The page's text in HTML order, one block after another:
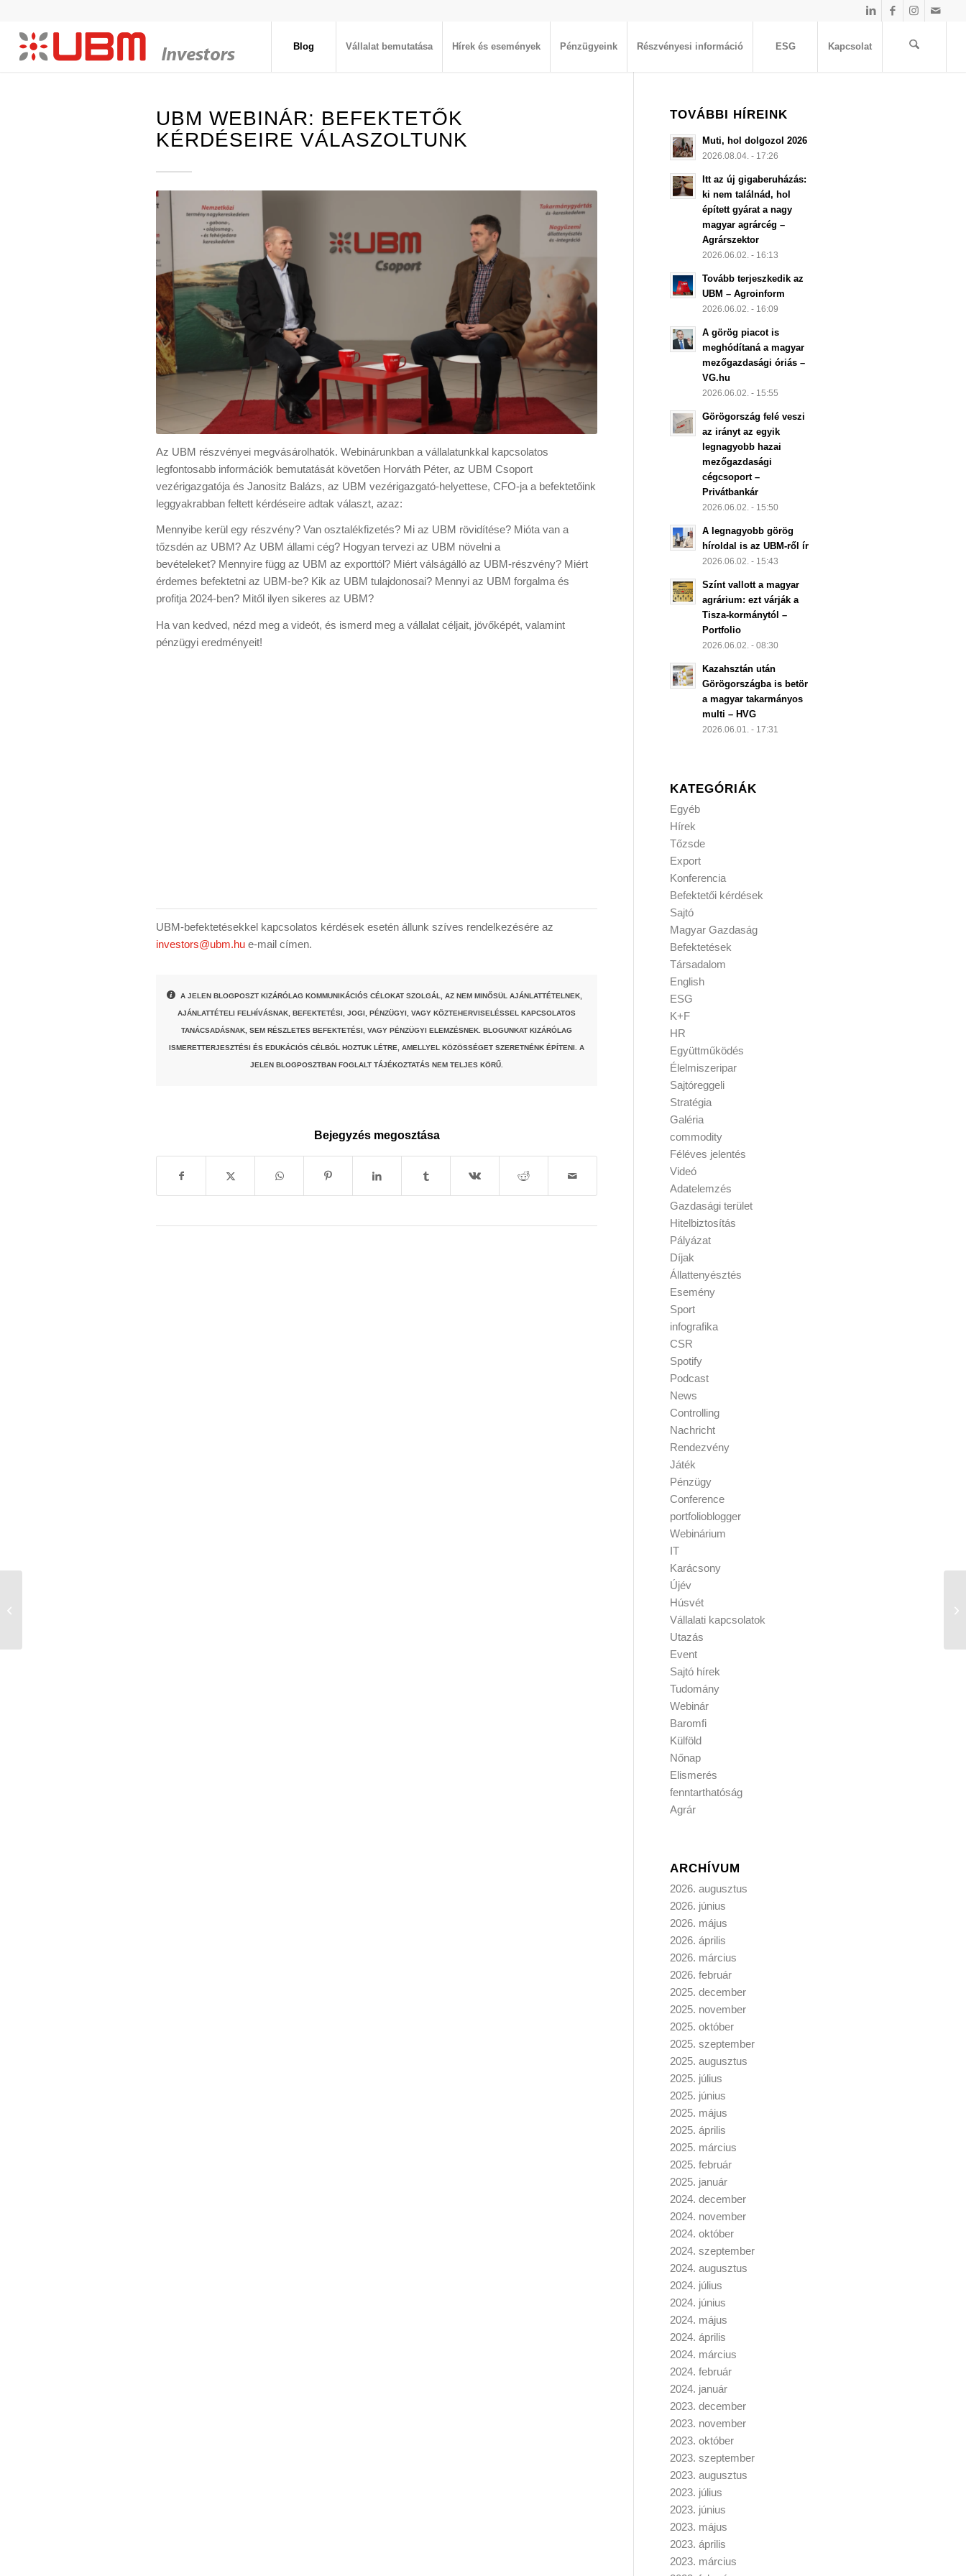
Blog Vállalat bemutatása Hírek és események Pénzügyeink Részvényesi információ ESG Kapcsolat
UBM WEBINÁR: BEFEKTETŐK
KÉRDÉSEIRE VÁLASZOLTUNK
Az UBM részvényei megvásárolhatók. Webinárunkban a vállalatunkkal kapcsolatos
legfontosabb információk bemutatását követően Horváth Péter, az UBM Csoport
vezérigazgatója és Janositz Balázs, az UBM vezérigazgató-helyettese, CFO-ja a befektetőink
leggyakrabban feltett kérdéseire adtak választ, azaz:
Mennyibe kerül egy részvény? Van osztalékfizetés? Mi az UBM rövidítése? Mióta van a
tőzsdén az UBM? Az UBM állami cég? Hogyan tervezi az UBM növelni a
bevételeket? Mennyire függ az UBM az exporttól? Miért válságálló az UBM-részvény? Miért
érdemes befektetni az UBM-be? Kik az UBM tulajdonosai? Mennyi az UBM forgalma és
profitja 2024-ben? Mitől ilyen sikeres az UBM?
Ha van kedved, nézd meg a videót, és ismerd meg a vállalat céljait, jövőképét, valamint
pénzügyi eredményeit!
UBM-befektetésekkel kapcsolatos kérdések esetén állunk szíves rendelkezésére az
investors@ubm.hu e-mail címen.
A JELEN BLOGPOSZT KIZÁRÓLAG KOMMUNIKÁCIÓS CÉLOKAT SZOLGÁL, AZ NEM MINŐSÜL AJÁNLATTÉTELNEK,
AJÁNLATTÉTELI FELHÍVÁSNAK, BEFEKTETÉSI, JOGI, PÉNZÜGYI, VAGY KÖZTEHERVISELÉSSEL KAPCSOLATOS
TANÁCSADÁSNAK, SEM RÉSZLETES BEFEKTETÉSI, VAGY PÉNZÜGYI ELEMZÉSNEK. BLOGUNKAT KIZÁRÓLAG
ISMERETTERJESZTÉSI ÉS EDUKÁCIÓS CÉLBÓL HOZTUK LÉTRE, AMELLYEL KÖZÖSSÉGET SZERETNÉNK ÉPÍTENI. A
JELEN BLOGPOSZTBAN FOGLALT TÁJÉKOZTATÁS NEM TELJES KÖRŰ.
Bejegyzés megosztása
TOVÁBBI HÍREINK
Muti, hol dolgozol 2026
2026.08.04. - 17:26
Itt az új gigaberuházás:
ki nem találnád, hol
épített gyárat a nagy
magyar agrárcég –
Agrárszektor
2026.06.02. - 16:13
Tovább terjeszkedik az
UBM – Agroinform
2026.06.02. - 16:09
A görög piacot is
meghódítaná a magyar
mezőgazdasági óriás –
VG.hu
2026.06.02. - 15:55
Görögország felé veszi
az irányt az egyik
legnagyobb hazai
mezőgazdasági
cégcsoport –
Privátbankár
2026.06.02. - 15:50
A legnagyobb görög
híroldal is az UBM-ről ír
2026.06.02. - 15:43
Színt vallott a magyar
agrárium: ezt várják a
Tisza-kormánytól –
Portfolio
2026.06.02. - 08:30
Kazahsztán után
Görögországba is betör
a magyar takarmányos
multi – HVG
2026.06.01. - 17:31
KATEGÓRIÁK
Egyéb
Hírek
Tőzsde
Export
Konferencia
Befektetői kérdések
Sajtó
Magyar Gazdaság
Befektetések
Társadalom
English
ESG
K+F
HR
Együttműködés
Élelmiszeripar
Sajtóreggeli
Stratégia
Galéria
commodity
Féléves jelentés
Videó
Adatelemzés
Gazdasági terület
Hitelbiztosítás
Pályázat
Díjak
Állattenyésztés
Esemény
Sport
infografika
CSR
Spotify
Podcast
News
Controlling
Nachricht
Rendezvény
Játék
Pénzügy
Conference
portfolioblogger
Webinárium
IT
Karácsony
Újév
Húsvét
Vállalati kapcsolatok
Utazás
Event
Sajtó hírek
Tudomány
Webinár
Baromfi
Külföld
Nőnap
Elismerés
fenntarthatóság
Agrár
ARCHÍVUM
2026. augusztus
2026. június
2026. május
2026. április
2026. március
2026. február
2025. december
2025. november
2025. október
2025. szeptember
2025. augusztus
2025. július
2025. június
2025. május
2025. április
2025. március
2025. február
2025. január
2024. december
2024. november
2024. október
2024. szeptember
2024. augusztus
2024. július
2024. június
2024. május
2024. április
2024. március
2024. február
2024. január
2023. december
2023. november
2023. október
2023. szeptember
2023. augusztus
2023. július
2023. június
2023. május
2023. április
2023. március